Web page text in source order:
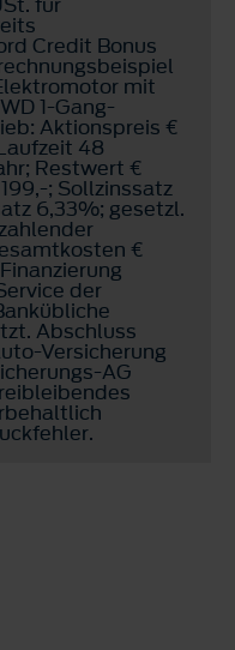
Credit Bonus
mit
1-Gang-
Aktionspreis €
48
Restwert €
; Sollzinssatz
6,33%; gesetzl.
€
der
Abschluss
Versicherung
AG